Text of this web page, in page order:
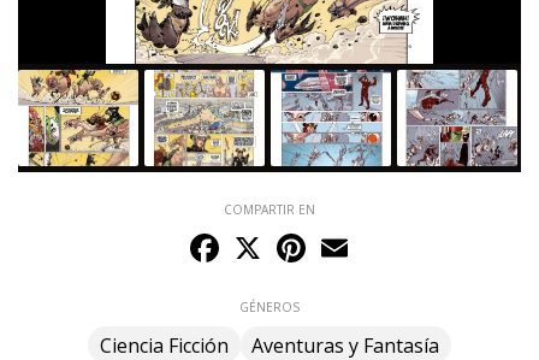
COMPARTIR EN
Facebook
X Pinterest
GÉNEROS
Ciencia Ficción Aventuras y Fantasía